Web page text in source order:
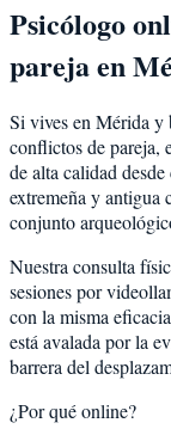
Psicólogo
parejaen
Si vives enMériday
conflictos de pareja,
de alta calidad
extremeña y antigua
conjunto
Nuestra consulta
sesiones por
con la misma
está avalada por la
barrera del
¿Por qué online?